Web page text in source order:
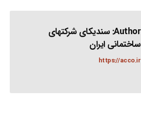
Author: سندیکای شرکتهای
ساختمانی ایران
https://acco.ir